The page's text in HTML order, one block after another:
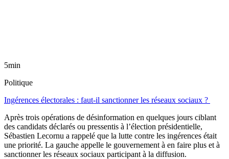
5min
Politique
Ingérences électorales : faut-il sanctionner les réseaux sociaux ?
Après trois opérations de désinformation en quelques jours ciblant
des candidats déclarés ou pressentis à l’élection présidentielle,
Sébastien Lecornu a rappelé que la lutte contre les ingérences était
une priorité. La gauche appelle le gouvernement à en faire plus et à
sanctionner les réseaux sociaux participant à la diffusion.